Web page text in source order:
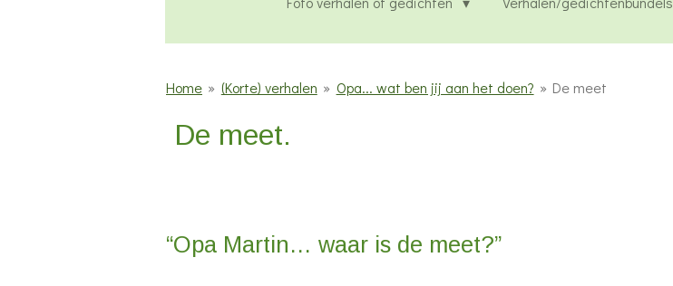
Home » (Korte) verhalen » Opa... wat ben jij aan het doen? » De meet
De meet.
“Opa Martin… waar is de meet?”